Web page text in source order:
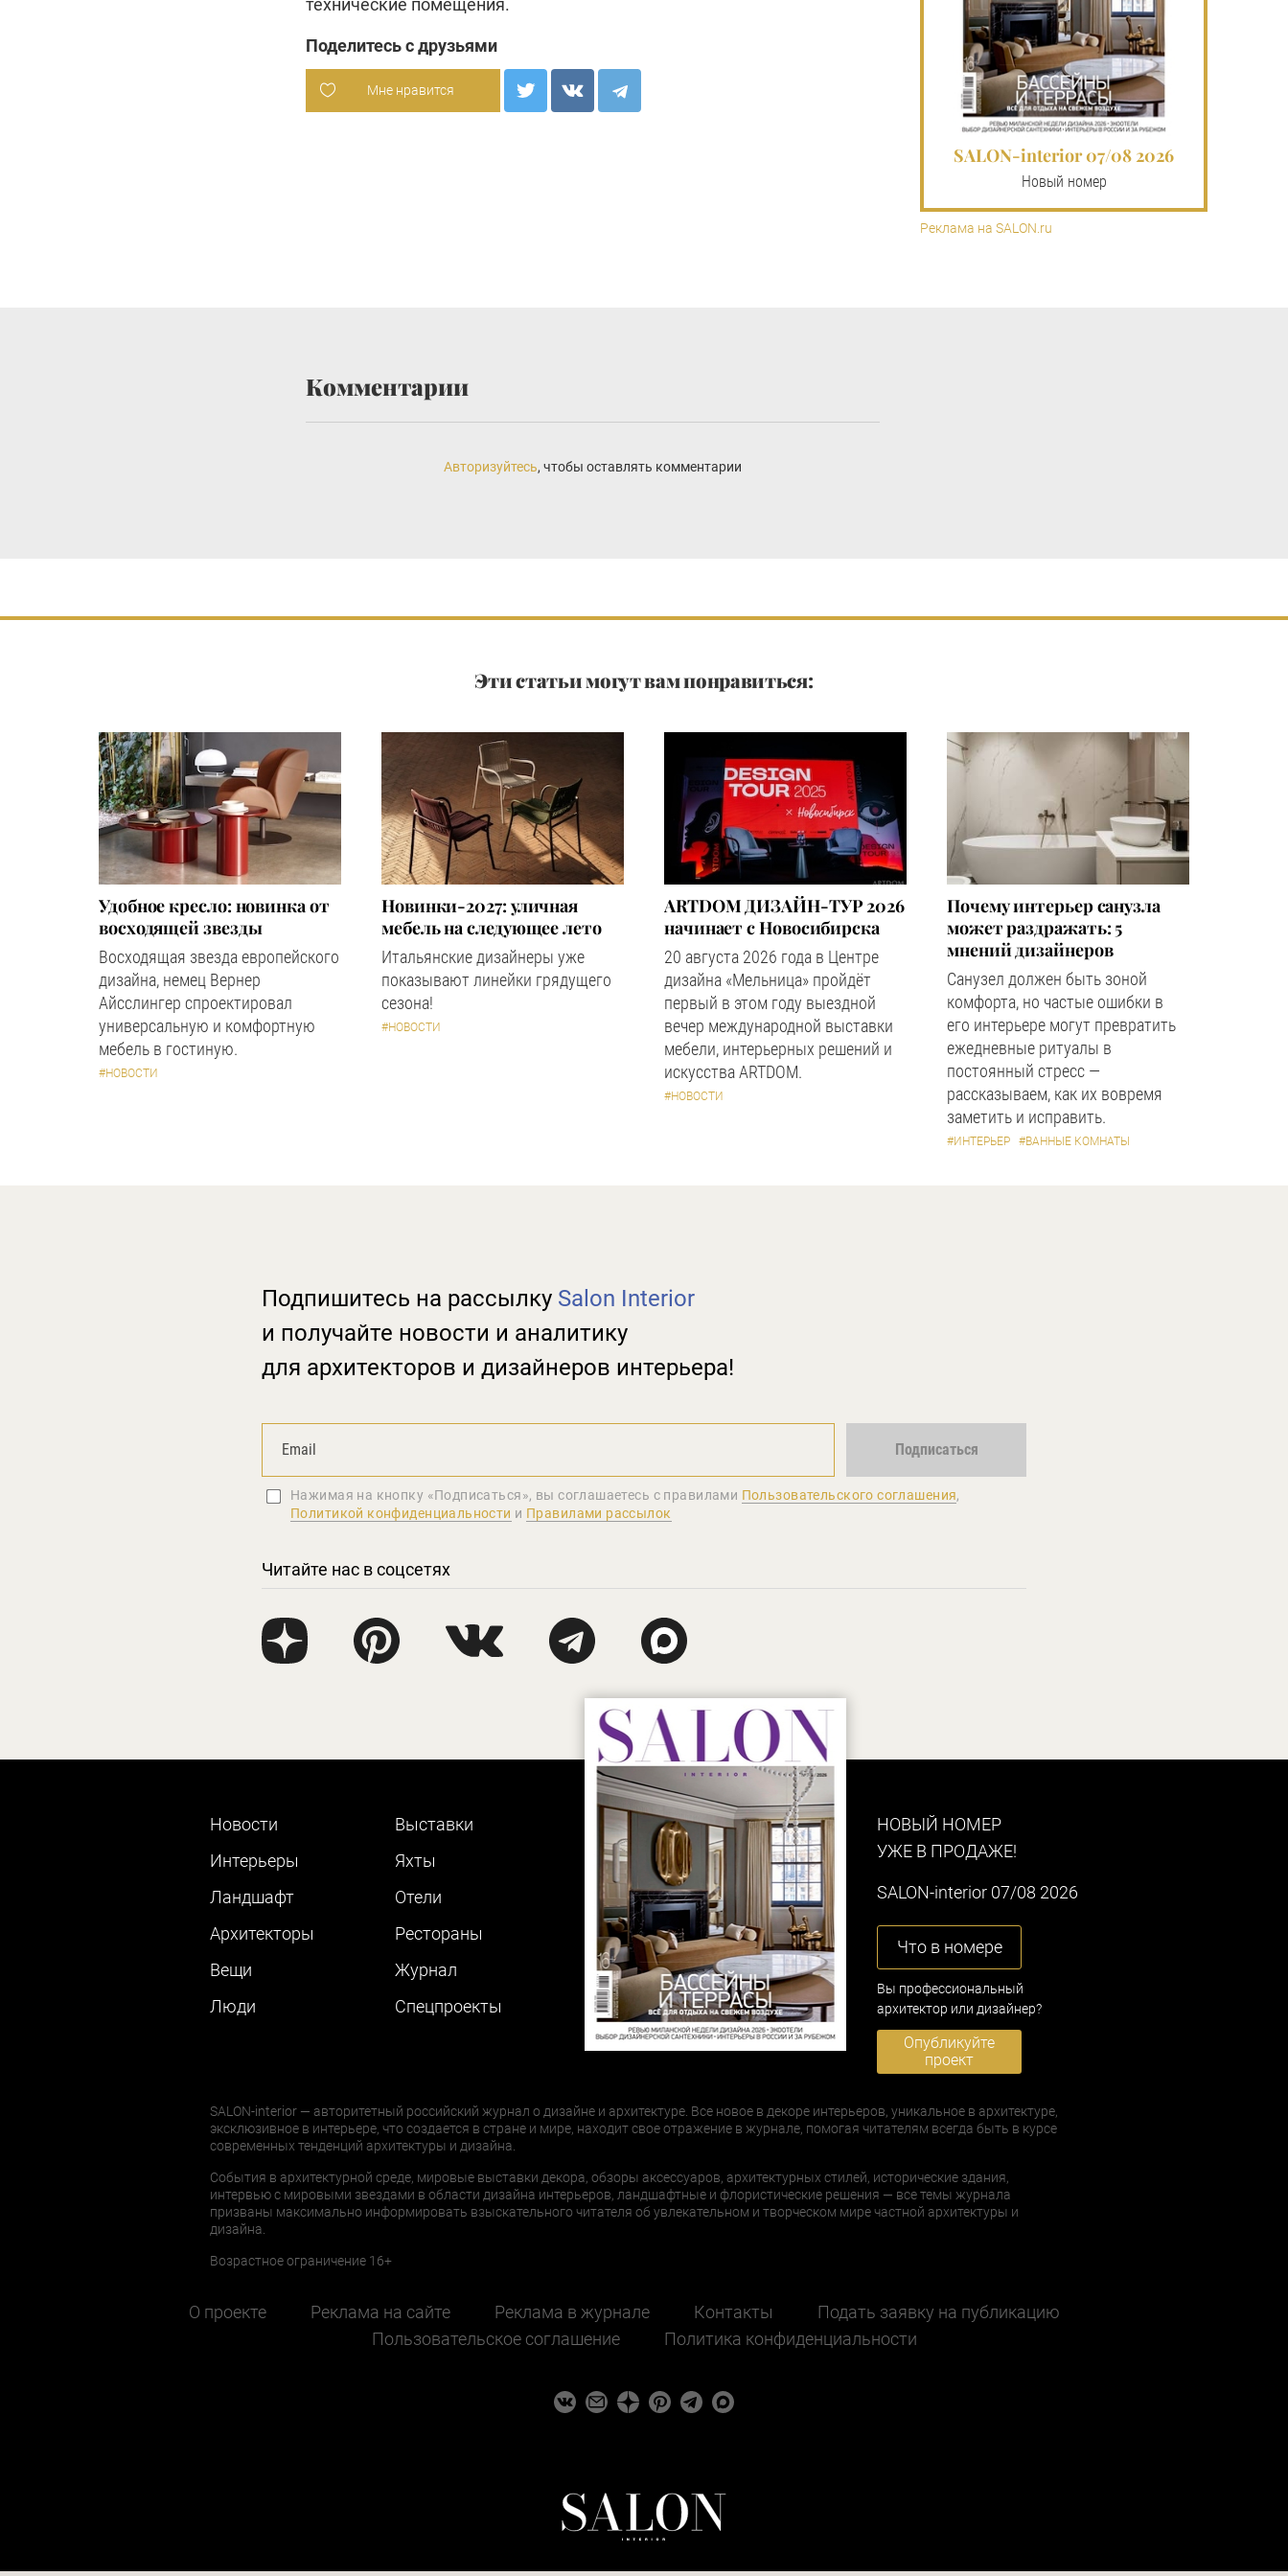
технические помещения.
Поделитесь с друзьями
Мне нравится
SALON-interior 07/08 2026
Новый номер
Реклама на SALON.ru
Комментарии
Авторизуйтесь, чтобы оставлять комментарии
Эти статьи могут вам понравиться:
Удобное кресло: новинка от
восходящей звезды
Восходящая звезда европейского
дизайна, немец Вернер
Айсслингер спроектировал
универсальную и комфортную
мебель в гостиную.
#НОВОСТИ
Новинки-2027: уличная
мебель на следующее лето
Итальянские дизайнеры уже
показывают линейки грядущего
сезона!
#НОВОСТИ
ARTDOM ДИЗАЙН-ТУР 2026
начинает с Новосибирска
20 августа 2026 года в Центре
дизайна «Мельница» пройдёт
первый в этом году выездной
вечер международной выставки
мебели, интерьерных решений и
искусства ARTDOM.
#НОВОСТИ
Почему интерьер санузла
может раздражать: 5
мнений дизайнеров
Санузел должен быть зоной
комфорта, но частые ошибки в
его интерьере могут превратить
ежедневные ритуалы в
постоянный стресс —
рассказываем, как их вовремя
заметить и исправить.
#ИНТЕРЬЕР #ВАННЫЕ КОМНАТЫ
Подпишитесь на рассылку Salon Interior
и получайте новости и аналитику
для архитекторов и дизайнеров интерьера!
Подписаться
Нажимая на кнопку «Подписаться», вы соглашаетеcь с правилами Пользовательского соглашения,
Политикой конфиденциальности и Правилами рассылок
Читайте нас в соцсетях
Новости
Интерьеры
Ландшафт
Архитекторы
Вещи
Люди
Выставки
Яхты
Отели
Рестораны
Журнал
Cпецпроекты
НОВЫЙ НОМЕР
УЖЕ В ПРОДАЖЕ!
SALON-interior 07/08 2026
Что в номере
Вы профессиональный
архитектор или дизайнер?
Опубликуйте
проект
SALON-interior — авторитетный российский журнал о дизайне и архитектуре. Все новое в декоре интерьеров, уникальное в архитектуре,
эксклюзивное в интерьере, что создается в стране и мире, находит свое отражение в журнале, помогая читателям всегда быть в курсе
современных тенденций архитектуры и дизайна.
События в архитектурной среде, мировые выставки декора, обзоры аксессуаров, архитектурных стилей, исторические здания,
интервью с мировыми звездами в области дизайна интерьеров, ландшафтные и флористические решения — все темы журнала
призваны максимально информировать взыскательного читателя об увлекательном и творческом мире частной архитектуры и
дизайна.
Возрастное ограничение 16+
О проекте Реклама на сайте Реклама в журнале Контакты
Подать заявку на публикацию
Пользовательское соглашение
Политика конфиденциальности